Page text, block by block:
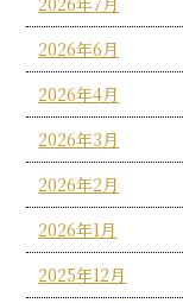
2026年6月
2026年4月
2026年3月
2026年2月
2026年1月
2025年12月